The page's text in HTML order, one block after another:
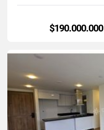
$190.000.000